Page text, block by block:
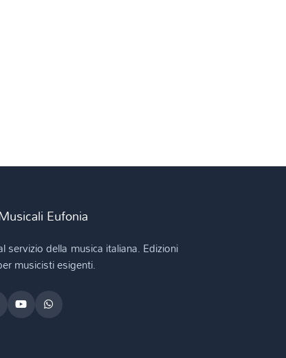
Eufonia
servizio della musica italiana. Edizioni
musicisti esigenti.